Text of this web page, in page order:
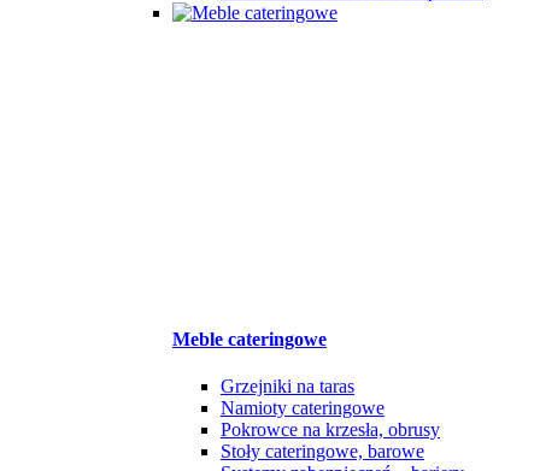
Meble cateringowe
Grzejniki na taras
Namioty cateringowe
Pokrowce na krzesła, obrusy
Stoły cateringowe, barowe